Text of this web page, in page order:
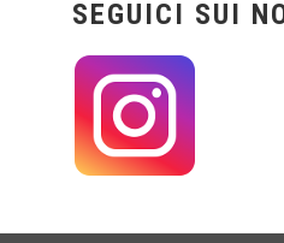
SEGUICI SUI